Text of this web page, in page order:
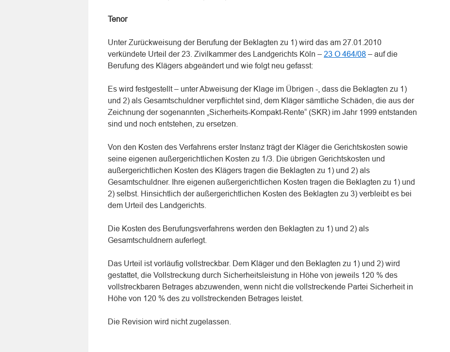
Tenor
Unter Zurückweisung der Berufung der Beklagten zu 1) wird das am 27.01.2010
verkündete Urteil der 23. Zivilkammer des Landgerichts Köln – 23 O 464/08 – auf die
Berufung des Klägers abgeändert und wie folgt neu gefasst:
Es wird festgestellt – unter Abweisung der Klage im Übrigen -, dass die Beklagten zu 1)
und 2) als Gesamtschuldner verpflichtet sind, dem Kläger sämtliche Schäden, die aus der
Zeichnung der sogenannten „Sicherheits-Kompakt-Rente“ (SKR) im Jahr 1999 entstanden
sind und noch entstehen, zu ersetzen.
Von den Kosten des Verfahrens erster Instanz trägt der Kläger die Gerichtskosten sowie
seine eigenen außergerichtlichen Kosten zu 1/3. Die übrigen Gerichtskosten und
außergerichtlichen Kosten des Klägers tragen die Beklagten zu 1) und 2) als
Gesamtschuldner. Ihre eigenen außergerichtlichen Kosten tragen die Beklagten zu 1) und
2) selbst. Hinsichtlich der außergerichtlichen Kosten des Beklagten zu 3) verbleibt es bei
dem Urteil des Landgerichts.
Die Kosten des Berufungsverfahrens werden den Beklagten zu 1) und 2) als
Gesamtschuldnern auferlegt.
Das Urteil ist vorläufig vollstreckbar. Dem Kläger und den Beklagten zu 1) und 2) wird
gestattet, die Vollstreckung durch Sicherheitsleistung in Höhe von jeweils 120 % des
vollstreckbaren Betrages abzuwenden, wenn nicht die vollstreckende Partei Sicherheit in
Höhe von 120 % des zu vollstreckenden Betrages leistet.
Die Revision wird nicht zugelassen.